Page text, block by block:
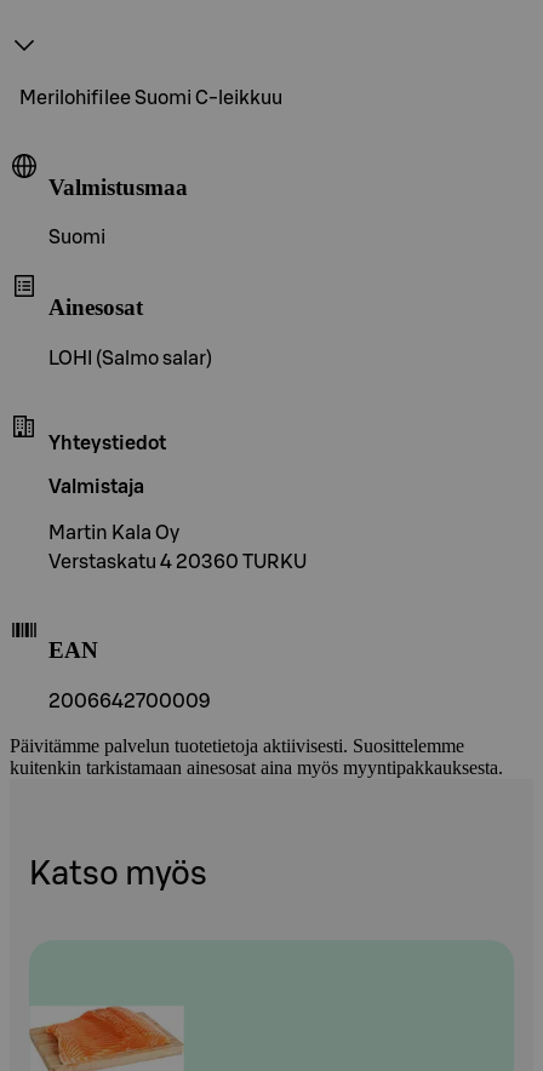
Merilohifilee Suomi C-leikkuu
Valmistusmaa
Suomi
Ainesosat
LOHI (Salmo salar)
Yhteystiedot
Valmistaja
Martin Kala Oy
Verstaskatu 4 20360 TURKU
EAN
2006642700009
Päivitämme palvelun tuotetietoja aktiivisesti. Suosittelemme
kuitenkin tarkistamaan ainesosat aina myös myyntipakkauksesta.
Katso myös